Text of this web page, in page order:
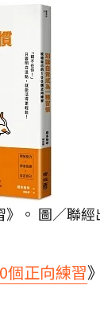
》。 圖／聯
個正向練習